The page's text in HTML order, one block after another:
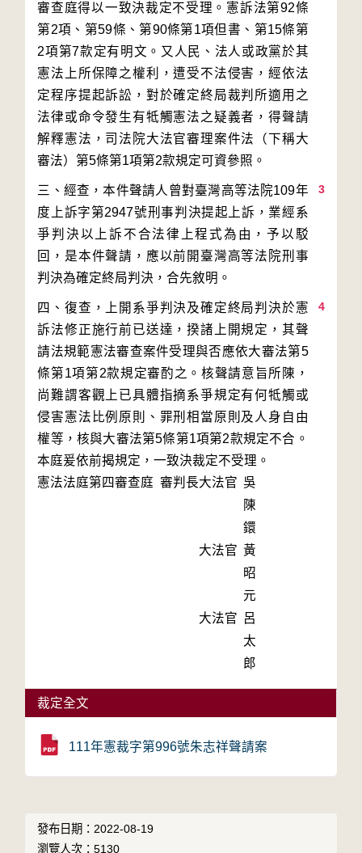
審查庭得以一致決裁定不受理。憲訴法第92條
第2項、第59條、第90條第1項但書、第15條第
2項第7款定有明文。又人民、法人或政黨於其
憲法上所保障之權利，遭受不法侵害，經依法
定程序提起訴訟，對於確定終局裁判所適用之
法律或命令發生有牴觸憲法之疑義者，得聲請
解釋憲法，司法院大法官審理案件法（下稱大
3
三、經查，本件聲請人曾對臺灣高等法院109年
度上訴字第2947號刑事判決提起上訴，業經系
爭判決以上訴不合法律上程式為由，予以駁
回，是本件聲請，應以前開臺灣高等法院刑事
4
四、復查，上開系爭判決及確定終局判決於憲
訴法修正施行前已送達，揆諸上開規定，其聲
請法規範憲法審查案件受理與否應依大審法第5
條第1項第2款規定審酌之。核聲請意旨所陳，
尚難謂客觀上已具體指摘系爭規定有何牴觸或
侵害憲法比例原則、罪刑相當原則及人身自由
權等，核與大審法第5條第1項第2款規定不合。
本庭爰依前揭規定，一致決裁定不受理。
憲法法庭第四審查庭 審判長大法官 吳
陳
鐶
大法官 黃
昭
元
大法官 呂
太
郎
裁定全文
111年憲裁字第996號朱志祥聲請案
發布日期：2022-08-19
瀏覽人次：5130